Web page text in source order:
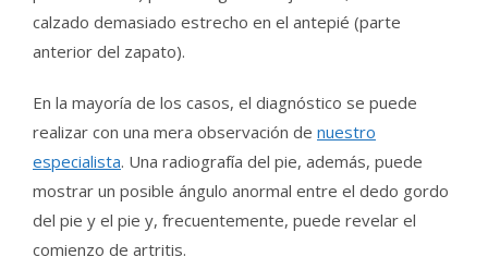
calzado demasiado estrecho en el antepié (parte
anterior del zapato).
En la mayoría de los casos, el diagnóstico se puede
realizar con una mera observación de nuestro
especialista. Una radiografía del pie, además, puede
mostrar un posible ángulo anormal entre el dedo gordo
del pie y el pie y, frecuentemente, puede revelar el
comienzo de artritis.